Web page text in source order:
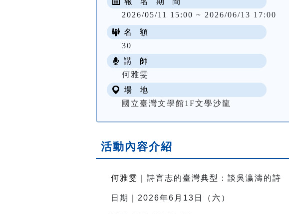
2026/05/11 15:00 ~ 2026/06/13 17:00
名 額
30
講 師
何雅雯
場 地
國立臺灣文學館1F文學沙龍
活動內容介紹
何雅雯 ｜詩言志的臺灣典型：談吳瀛濤的詩
日期｜2026年6月13日（六）